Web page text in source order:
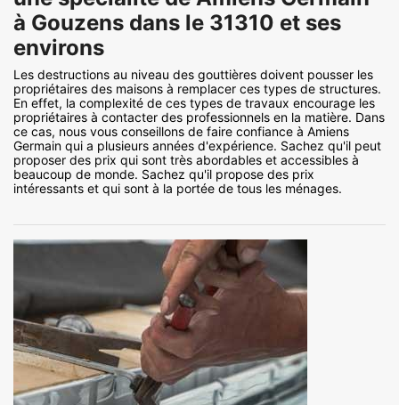
à Gouzens dans le 31310 et ses
environs
Les destructions au niveau des gouttières doivent pousser les
propriétaires des maisons à remplacer ces types de structures.
En effet, la complexité de ces types de travaux encourage les
propriétaires à contacter des professionnels en la matière. Dans
ce cas, nous vous conseillons de faire confiance à Amiens
Germain qui a plusieurs années d'expérience. Sachez qu'il peut
proposer des prix qui sont très abordables et accessibles à
beaucoup de monde. Sachez qu'il propose des prix
intéressants et qui sont à la portée de tous les ménages.